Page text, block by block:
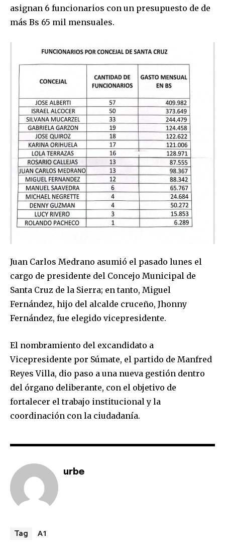
Join our community of
SUBSCRIBERS and be part of the
conversation.
To subscribe, simply enter your email address on our website
or click the subscribe button below. Don't worry, we respect
I've read and accept the
asignan 6 funcionarios con un presupuesto de de
más Bs 65 mil mensuales.
Juan Carlos Medrano asumió el pasado lunes el
cargo de presidente del Concejo Municipal de
Santa Cruz de la Sierra; en tanto, Miguel
Fernández, hijo del alcalde cruceño, Jhonny
Fernández, fue elegido vicepresidente.
El nombramiento del excandidato a
Vicepresidente por Súmate, el partido de Manfred
Reyes Villa, dio paso a una nueva gestión dentro
del órgano deliberante, con el objetivo de
fortalecer el trabajo institucional y la
coordinación con la ciudadanía.
urbe
Tag A1